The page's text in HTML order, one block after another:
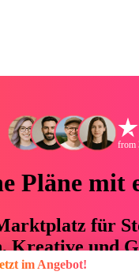
from
Pläne mit
für
und
% an Zeit und
im Angebot!